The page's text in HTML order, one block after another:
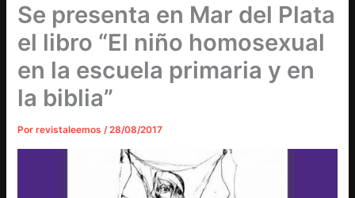
Se presenta en Mar del Plata
el libro “El niño homosexual
en la escuela primaria y en
la biblia”
Porrevistaleemos/28/08/2017